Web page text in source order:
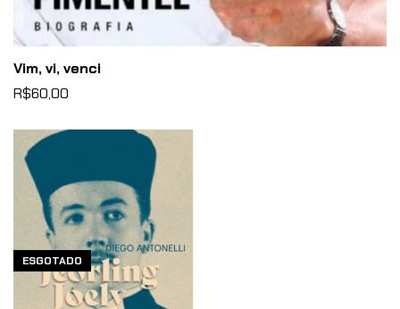
Vim, vi, venci
R$60,00
ESGOTADO